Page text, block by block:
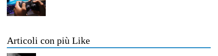
Articoli con più Like